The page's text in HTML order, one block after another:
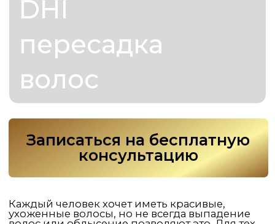
Записаться на бесплатную
ухоженные волосы, но не всегда выпадение
волос или облысение позволяют это. Для тех,
кто сталкивается с этими проблемами,
пересадка волос методом DHI становится
отличным решением. Этот метод позволяет
их густоту и здоровье, при этом процедура
проходит максимально комфортно и с
В «Colesium Hair Clinic» мы предлагаем DHI
keep метод пересадки волос, который
гарантирует точность и естественность
результата. Процедура заключается в
извлечении фолликулов из донорской зоны и
позволяет добиться максимально
естественного распределения волос и
избежать видимых следов вмешательства.